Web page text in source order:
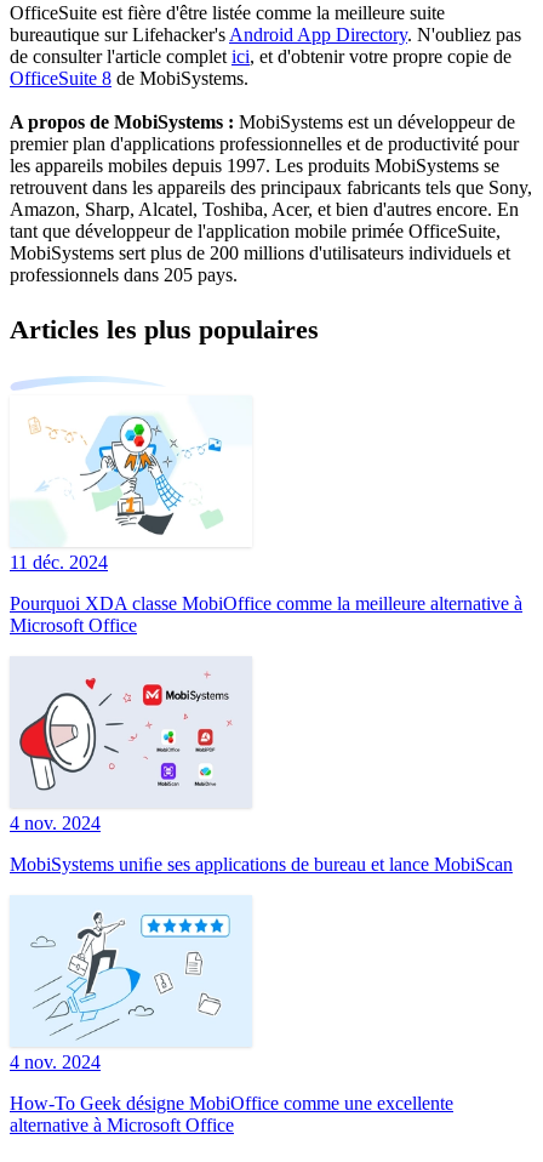
OfficeSuite est fière d'être listée comme la meilleure suite
bureautique sur Lifehacker's Android App Directory. N'oubliez pas
de consulter l'article complet ici, et d'obtenir votre propre copie de
OfficeSuite 8 de MobiSystems.
A propos de MobiSystems : MobiSystems est un développeur de
premier plan d'applications professionnelles et de productivité pour
les appareils mobiles depuis 1997. Les produits MobiSystems se
retrouvent dans les appareils des principaux fabricants tels que Sony,
Amazon, Sharp, Alcatel, Toshiba, Acer, et bien d'autres encore. En
tant que développeur de l'application mobile primée OfficeSuite,
MobiSystems sert plus de 200 millions d'utilisateurs individuels et
professionnels dans 205 pays.
Articles les plus populaires
11 déc. 2024
Pourquoi XDA classe MobiOffice comme la meilleure alternative à
Microsoft Office
4 nov. 2024
MobiSystems uniﬁe ses applications de bureau et lance MobiScan
4 nov. 2024
How-To Geek désigne MobiOffice comme une excellente
alternative à Microsoft Office